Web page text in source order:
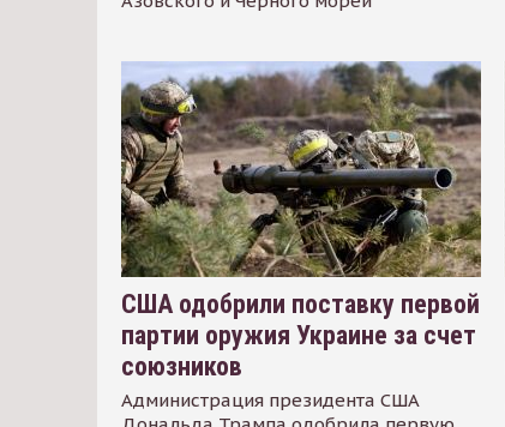
США одобрили поставку первой
партии оружия Украине за счет
союзников
Администрация президента США